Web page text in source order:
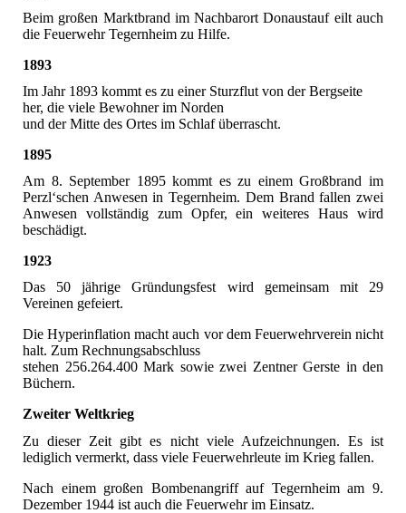
Beim großen Marktbrand im Nachbarort Donaustauf eilt auch
die Feuerwehr Tegernheim zu Hilfe.
1893
Im Jahr 1893 kommt es zu einer Sturzflut von der Bergseite
her, die viele Bewohner im Norden
und der Mitte des Ortes im Schlaf überrascht.
1895
Am 8. September 1895 kommt es zu einem Großbrand im
Perzl‘schen Anwesen in Tegernheim. Dem Brand fallen zwei
Anwesen vollständig zum Opfer, ein weiteres Haus wird
beschädigt.
1923
Das 50 jährige Gründungsfest wird gemeinsam mit 29
Vereinen gefeiert.
Die Hyperinflation macht auch vor dem Feuerwehrverein nicht
halt. Zum Rechnungsabschluss
stehen 256.264.400 Mark sowie zwei Zentner Gerste in den
Büchern.
Zweiter Weltkrieg
Zu dieser Zeit gibt es nicht viele Aufzeichnungen. Es ist
lediglich vermerkt, dass viele Feuerwehrleute im Krieg fallen.
Nach einem großen Bombenangriff auf Tegernheim am 9.
Dezember 1944 ist auch die Feuerwehr im Einsatz.